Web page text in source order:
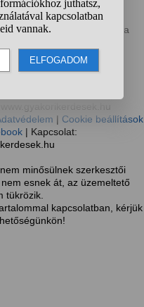
böngészed, mely a
| Cookie beállítások
| Kapcsolat:
minősülnek szerkesztői
esnek át, az üzemeltető
tükrözik.
kapcsolatban, kérjük